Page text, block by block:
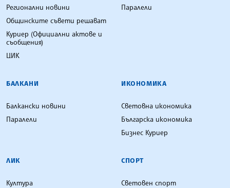
Регионални новини
Общинските съвети решават
Куриер (Официални актове и
съобщения)
ЦИК
Паралели
БАЛКАНИ
Балкански новини
Паралели
ИКОНОМИКА
Световна икономика
Българска икономика
Бизнес Куриер
ЛИК
Култура
СПОРТ
Световен спорт